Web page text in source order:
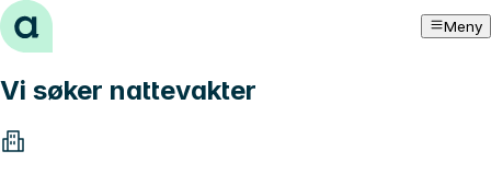
Hopp til innhold Meny
Vi søker nattevakter